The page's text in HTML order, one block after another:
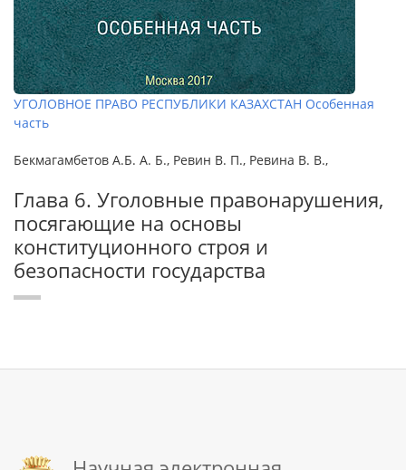
УГОЛОВНОЕ ПРАВО РЕСПУБЛИКИ КАЗАХСТАН Особенная
часть
Бекмагамбетов А.Б. А. Б., Ревин В. П., Ревина В. В.,
Глава 6. Уголовные правонарушения,
посягающие на основы
конституционного строя и
безопасности государства